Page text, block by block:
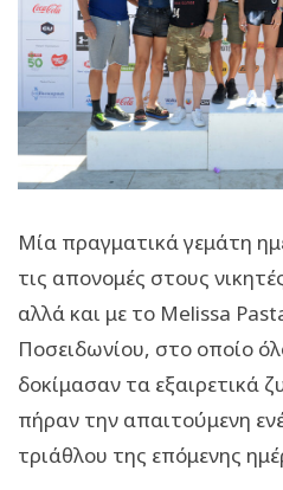
Μία πραγματικά γεμάτη
τις απονομές στους
αλλά και με το Melissa
Ποσειδωνίου, στο οποίο
δοκίμασαν τα εξαιρετικά
πήραν την απαιτούμενη
τριάθλου της επόμενης